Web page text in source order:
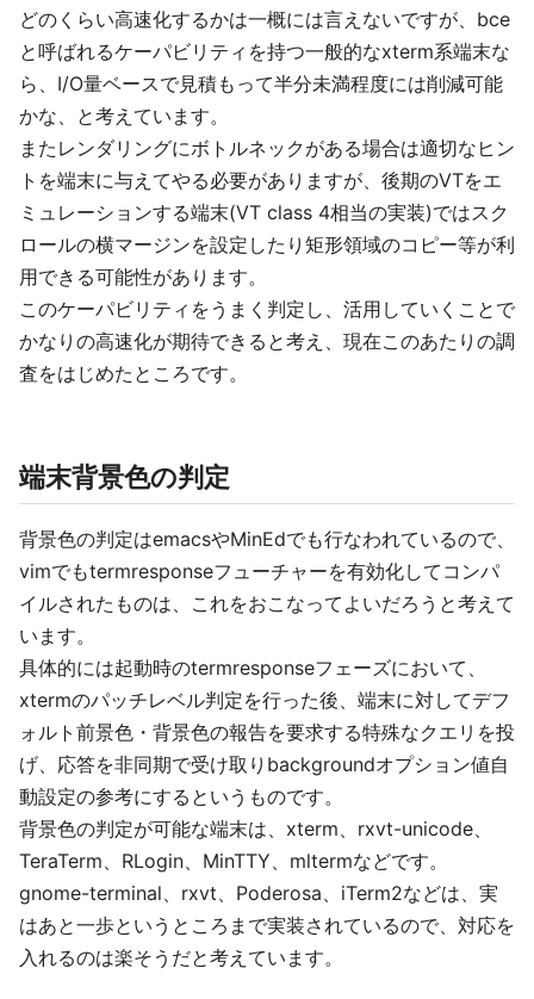
どのくらい高速化するかは一概には言えないですが、bce
と呼ばれるケーパビリティを持つ一般的なxterm系端末な
ら、I/O量ベースで見積もって半分未満程度には削減可能
かな、と考えています。
またレンダリングにボトルネックがある場合は適切なヒン
トを端末に与えてやる必要がありますが、後期のVTをエ
ミュレーションする端末(VT class 4相当の実装)ではスク
ロールの横マージンを設定したり矩形領域のコピー等が利
用できる可能性があります。
このケーパビリティをうまく判定し、活用していくことで
かなりの高速化が期待できると考え、現在このあたりの調
査をはじめたところです。
端末背景色の判定
背景色の判定はemacsやMinEdでも行なわれているので、
vimでもtermresponseフューチャーを有効化してコンパ
イルされたものは、これをおこなってよいだろうと考えて
います。
具体的には起動時のtermresponseフェーズにおいて、
xtermのパッチレベル判定を行った後、端末に対してデフ
ォルト前景色・背景色の報告を要求する特殊なクエリを投
げ、応答を非同期で受け取りbackgroundオプション値自
動設定の参考にするというものです。
背景色の判定が可能な端末は、xterm、rxvt-unicode、
TeraTerm、RLogin、MinTTY、mltermなどです。
gnome-terminal、rxvt、Poderosa、iTerm2などは、実
はあと一歩というところまで実装されているので、対応を
入れるのは楽そうだと考えています。